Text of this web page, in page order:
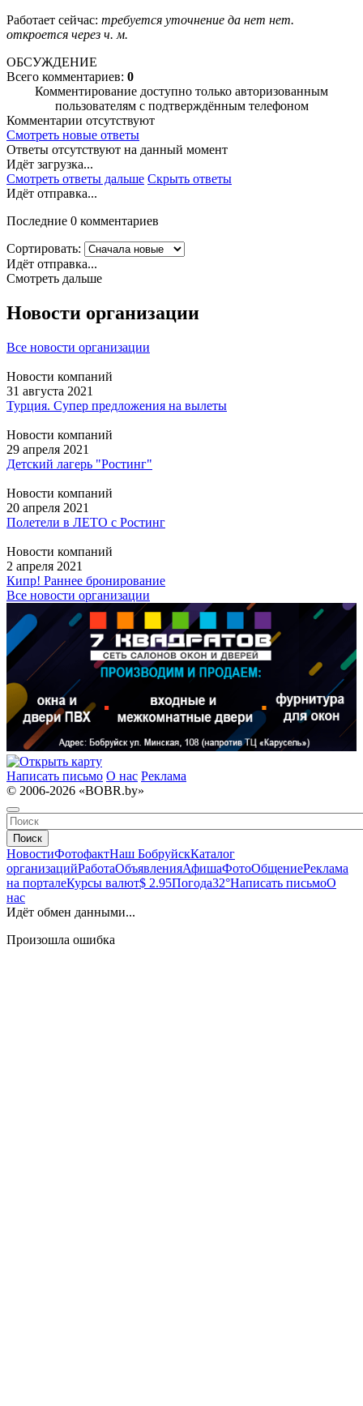
Работает сейчас: требуется уточнение да нет нет.
откроется через ч. м.
ОБСУЖДЕНИЕ
Всего комментариев: 0
Комментирование доступно только авторизованным
пользователям с подтверждённым телефоном
Комментарии отсутствуют
Смотреть новые ответы
Ответы отсутствуют на данный момент
Идёт загрузка...
Смотреть ответы дальше Скрыть ответы
Идёт отправка...
Последние 0 комментариев
Сортировать:
Идёт отправка...
Смотреть дальше
Новости организации
Все новости организации
Новости компаний
31 августа 2021
Турция. Супер предложения на вылеты
Новости компаний
29 апреля 2021
Детский лагерь "Ростинг"
Новости компаний
20 апреля 2021
Полетели в ЛЕТО с Ростинг
Новости компаний
2 апреля 2021
Кипр! Раннее бронирование
Все новости организации
Написать письмо О нас Реклама
© 2006-2026 «BOBR.by»
Поиск
НовостиФотофактНаш БобруйскКаталог
организацийРаботаОбъявленияАфишаФотоОбщениеРеклама
на порталеКурсы валют$ 2.95Погода32°Написать письмоО
нас
Идёт обмен данными...
Произошла ошибка